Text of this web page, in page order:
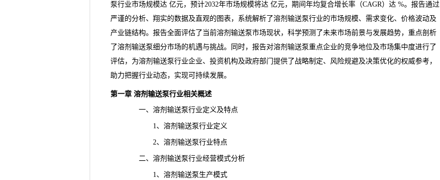
泵行业市场规模达 亿元，预计2032年市场规模将达 亿元，期间年均复合增长率（CAGR）达 %。报告通过
严谨的分析、翔实的数据及直观的图表，系统解析了溶剂输送泵行业的市场规模、需求变化、价格波动及
产业链结构。报告全面评估了当前溶剂输送泵市场现状，科学预测了未来市场前景与发展趋势，重点剖析
了溶剂输送泵细分市场的机遇与挑战。同时，报告对溶剂输送泵重点企业的竞争地位及市场集中度进行了
评估，为溶剂输送泵行业企业、投资机构及政府部门提供了战略制定、风险规避及决策优化的权威参考，
助力把握行业动态，实现可持续发展。
第一章 溶剂输送泵行业相关概述
一、溶剂输送泵行业定义及特点
1、溶剂输送泵行业定义
2、溶剂输送泵行业特点
二、溶剂输送泵行业经营模式分析
1、溶剂输送泵生产模式